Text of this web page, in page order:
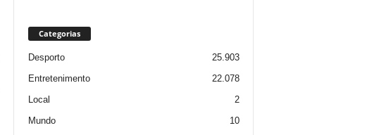
Categorias
Desporto
25.903
Entretenimento
22.078
Local
2
Mundo
10